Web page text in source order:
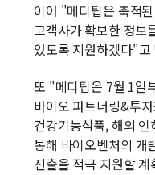
이어 "메디팁은 축적
고객사가 확보한 정보
있도록 지원하겠다"고
또 "메디팁은 7월 1일
바이오 파트너링&투
건강기능식품, 해외
통해 바이오벤처의 개
진출을 적극 지원할